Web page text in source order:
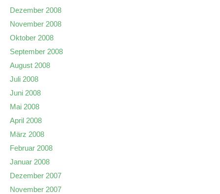
Dezember 2008
November 2008
Oktober 2008
September 2008
August 2008
Juli 2008
Juni 2008
Mai 2008
April 2008
März 2008
Februar 2008
Januar 2008
Dezember 2007
November 2007